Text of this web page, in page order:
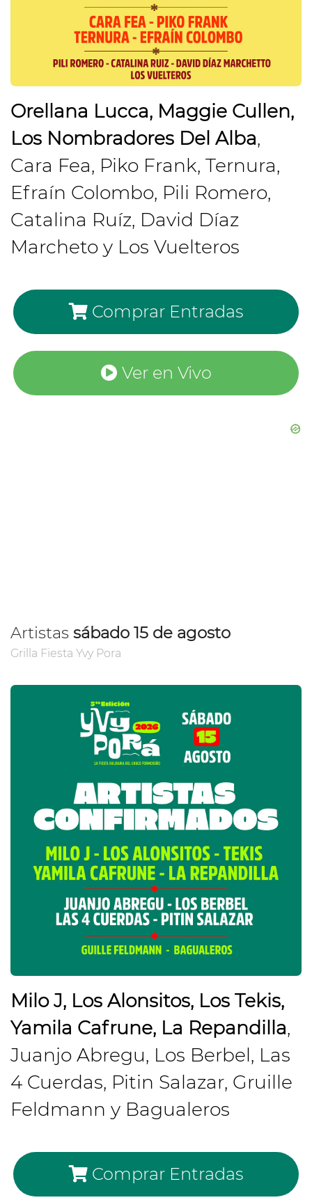
Orellana Lucca, Maggie Cullen,
Los Nombradores Del Alba,
Cara Fea, Piko Frank, Ternura,
Efraín Colombo, Pili Romero,
Catalina Ruíz, David Díaz
Marcheto y Los Vuelteros
Comprar Entradas
Ver en Vivo
Artistas sábado 15 de agosto
Grilla Fiesta Yvy Pora
Milo J, Los Alonsitos, Los Tekis,
Yamila Cafrune, La Repandilla,
Juanjo Abregu, Los Berbel, Las
4 Cuerdas, Pitin Salazar, Gruille
Feldmann y Bagualeros
Comprar Entradas